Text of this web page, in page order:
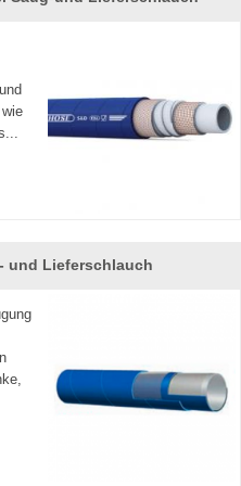
und Lieferschlauch